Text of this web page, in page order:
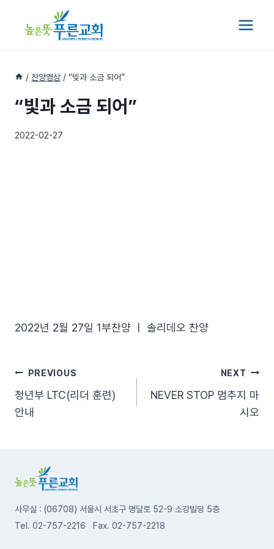
/ 찬양영상 / “빛과 소금 되어”
“빛과 소금 되어”
2022-02-27
2022년 2월 27일 1부찬양 ㅣ 솔리데오 찬양
글
탐
PREVIOUS
청년부 LTC(리더 훈련)
안내
NEXT
NEVER STOP 멈추지 마
시오
사무실 : (06708) 서울시 서초구 명달로 52-9 소강빌딩 5층
Tel. 02-757-2216 Fax. 02-757-2218